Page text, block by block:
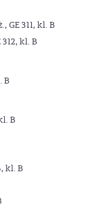
GE 311, kl. B
kl. B
B
B
kl. B